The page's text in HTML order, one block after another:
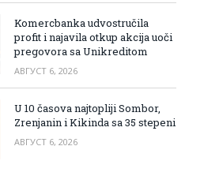
Komercbanka udvostručila
profit i najavila otkup akcija uoči
pregovora sa Unikreditom
АВГУСТ 6, 2026
U 10 časova najtopliji Sombor,
Zrenjanin i Kikinda sa 35 stepeni
АВГУСТ 6, 2026